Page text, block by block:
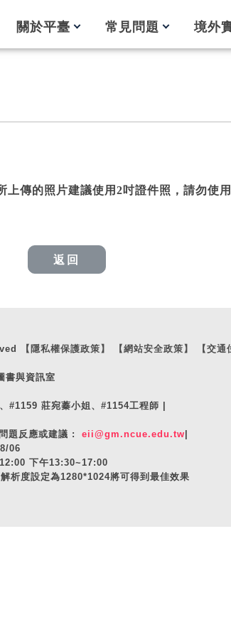
關於平臺 常見問題 境外
傳的照片建議使用2吋證件照，請勿使
返回
【隱私權保護政策】 【網站安全政策】
【交通
書與資訊室
#1159 莊宛蓁小姐、#1154工程師 |
問題反應或建議 : eii@gm.ncue.edu.tw
06
下午13:30~17:00
析度設定為1280*1024將可得到最佳效果